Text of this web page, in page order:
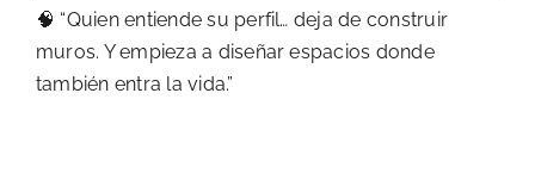
🧠 “Quien entiende su perfil… deja de construir
muros. Y empieza a diseñar espacios donde
también entra la vida.”